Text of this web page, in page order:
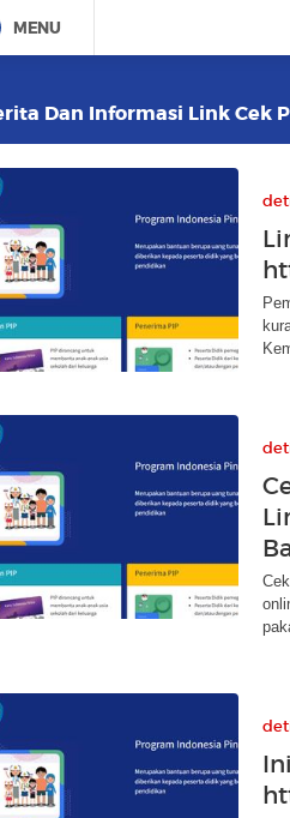
MENU
Dan Informasi Link Cek